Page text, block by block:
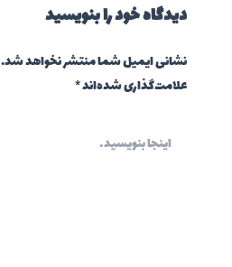
دیدگاه‌ خود را بنویسید
نشانی ایمیل شما منتشر نخواهد شد.
علامت‌گذاری شده‌اند*
بنویسید…